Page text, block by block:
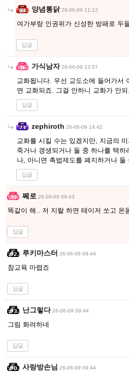
양념통닭 26-06-09 11:12
여가부랑 인권위가 신성한 방패로 두
답글
가식남자 26-06-09 13:57
교화됩니다. 우선 교도소에 들어가서
면 교화되죠. 그걸 안하니 교화가 안되
답글
zephiroth 26-06-09 14:42
교화를 시킬 수는 있겠지만, 지금의
죽거나 갱생되거나 둘 중 하나를 택하
나, 아니면 촉법제도를 폐지하거나 둘
답글
쩨로 26-06-09 09:43
똑같이 해.. 저 지랄 하면 테이저 쏘고 온
답글
루키마스터 26-06-09 09:44
참교육 마렵죠
답글
난그렇다 26-06-09 09:44
그림 화려하네
답글
사랑방손님 26-06-09 09:44